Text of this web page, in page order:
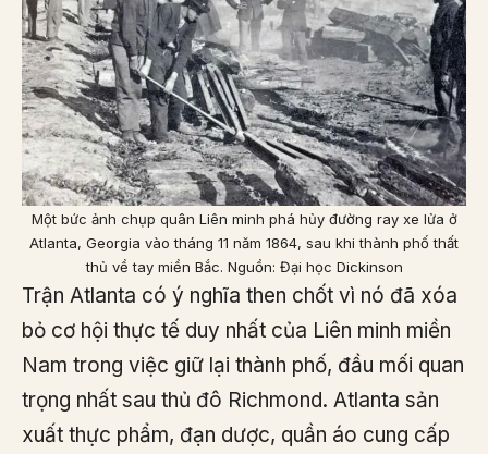
Một bức ảnh chụp quân Liên minh phá hủy đường ray xe lửa ở
Atlanta, Georgia vào tháng 11 năm 1864, sau khi thành phố thất
thủ về tay miền Bắc. Nguồn: Đại học Dickinson
Trận Atlanta có ý nghĩa then chốt vì nó đã xóa
bỏ cơ hội thực tế duy nhất của Liên minh miền
Nam trong việc giữ lại thành phố, đầu mối quan
trọng nhất sau thủ đô Richmond. Atlanta sản
xuất thực phẩm, đạn dược, quần áo cung cấp